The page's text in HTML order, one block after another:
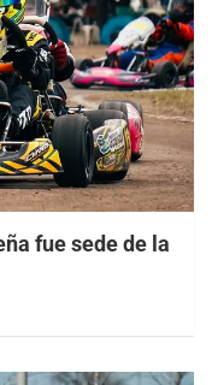
fue sede de la